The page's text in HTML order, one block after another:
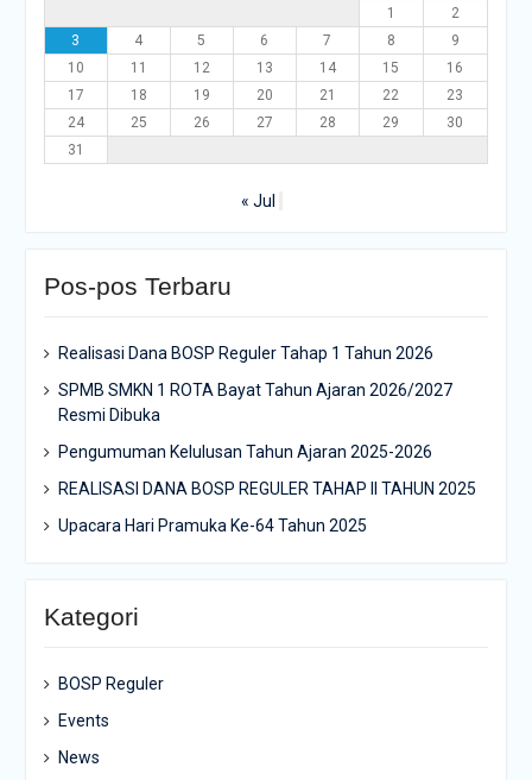
1
2
3
4 5 6 7 8
9
10
11 12 13 14 15
16
17
18 19 20 21 22
23
24
25 26 27 28 29
30
31
« Jul
Pos-pos Terbaru
Realisasi Dana BOSP Reguler Tahap 1 Tahun 2026
SPMB SMKN 1 ROTA Bayat Tahun Ajaran 2026/2027
Resmi Dibuka
Pengumuman Kelulusan Tahun Ajaran 2025-2026
REALISASI DANA BOSP REGULER TAHAP II TAHUN 2025
Upacara Hari Pramuka Ke-64 Tahun 2025
Kategori
BOSP Reguler
Events
News